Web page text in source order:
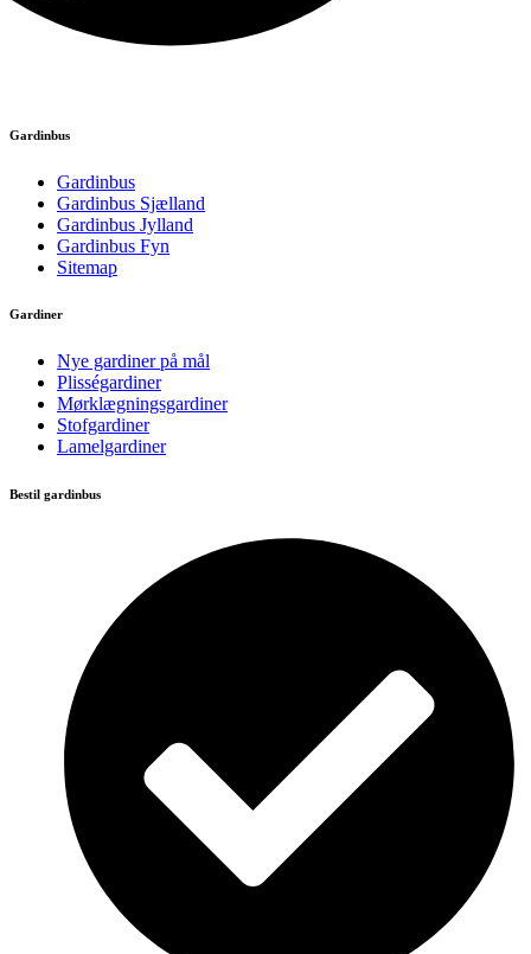
Gardinbus
Gardinbus
Gardinbus Sjælland
Gardinbus Jylland
Gardinbus Fyn
Sitemap
Gardiner
Nye gardiner på mål
Plisségardiner
Mørklægningsgardiner
Stofgardiner
Lamelgardiner
Bestil gardinbus